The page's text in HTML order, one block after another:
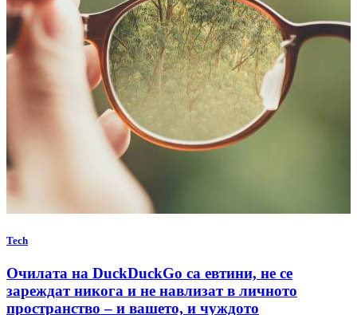
Tech
Очилата на DuckDuckGo са евтини, не се
зареждат никога и не навлизат в личното
пространство – и вашето, и чуждото